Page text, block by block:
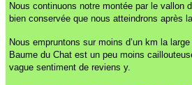
Nous continuons notre montée par le vallon
bien conservée que nous atteindrons après
Nous empruntons sur moins d’un km la
Baume du Chat est un peu moins
vague sentiment de reviens y.